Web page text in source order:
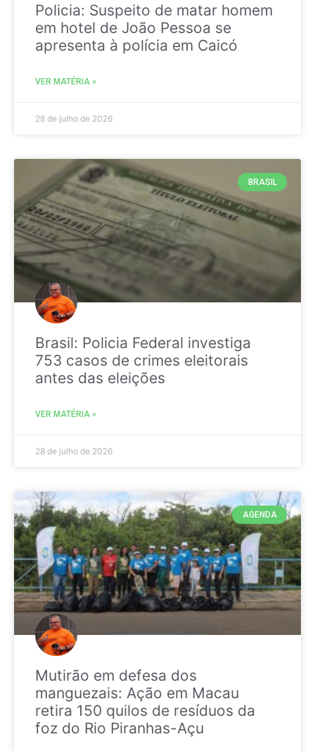
Policia: Suspeito de matar homem
em hotel de João Pessoa se
apresenta à polícia em Caicó
VER MATÉRIA »
28 de julho de 2026
BRASIL
Brasil: Policia Federal investiga
753 casos de crimes eleitorais
antes das eleições
VER MATÉRIA »
28 de julho de 2026
AGENDA
Mutirão em defesa dos
manguezais: Ação em Macau
retira 150 quilos de resíduos da
foz do Rio Piranhas-Açu